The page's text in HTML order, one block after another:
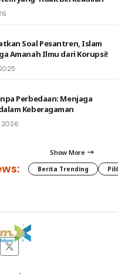
Soal Pesantren, Islam
Amanah Ilmu dari Korupsi!
Perbedaan: Menjaga
Keberagaman
2026
Show More
Berita Trending